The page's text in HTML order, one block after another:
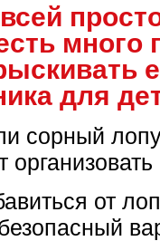
много
для
сорный
от